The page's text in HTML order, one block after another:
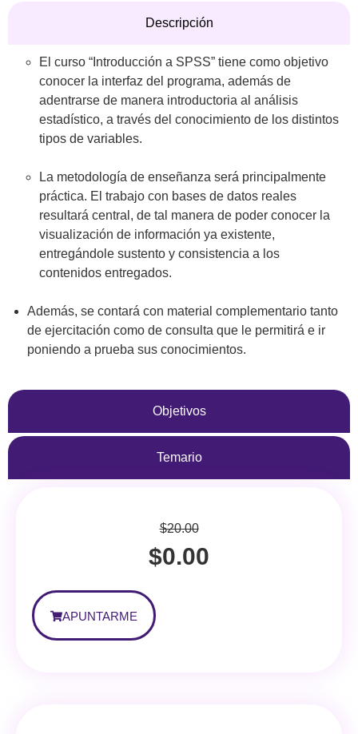
Descripción
Objetivos
Temario
El curso “Introducción a SPSS” tiene como objetivo
conocer la interfaz del programa, además de
adentrarse de manera introductoria al análisis
estadístico, a través del conocimiento de los distintos
tipos de variables.
La metodología de enseñanza será principalmente
práctica. El trabajo con bases de datos reales
resultará central, de tal manera de poder conocer la
visualización de información ya existente,
entregándole sustento y consistencia a los
contenidos entregados.
Además, se contará con material complementario tanto
de ejercitación como de consulta que le permitirá e ir
poniendo a prueba sus conocimientos.
$20.00
$0.00
APUNTARME